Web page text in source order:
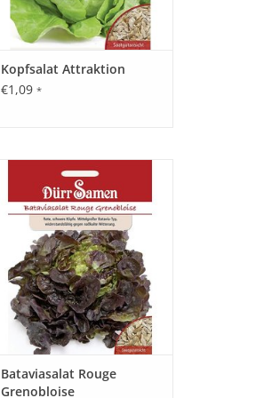
Kopfsalat Attraktion
€1,09 *
Bataviasalat Rouge Grenobloise
bildet große, schwere Köpfe in
grünroter Farbe.
Widerstandsfähig gegen
nasskalte Witterung. Knackiger
Salat für Freiland und
Gewächshaus.
ZUM WARENKORB HINZUFÜGEN
Bataviasalat Rouge
Grenobloise